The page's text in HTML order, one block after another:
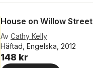
House on Willow Street
Av Cathy Kelly
Häftad, Engelska, 2012
148 kr